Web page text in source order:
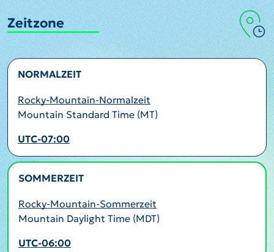
Zeitzone
NORMALZEIT
Rocky-Mountain-Normalzeit
Mountain Standard Time (MT)
UTC-07:00
SOMMERZEIT
Rocky-Mountain-Sommerzeit
Mountain Daylight Time (MDT)
UTC-06:00